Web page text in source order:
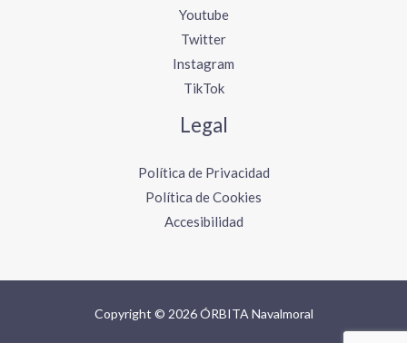
Youtube
Twitter
Instagram
TikTok
Legal
Política de Privacidad
Política de Cookies
Accesibilidad
Copyright © 2026 ÓRBITA Navalmoral